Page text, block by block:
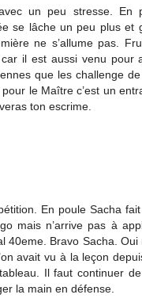
un peu stresse. En
se lâche un peu plus et
ne s’allume pas.
il est aussi venu pour
que les challenge
le Maître c’est un
ton escrime.
En poule Sacha
mais n’arrive pas à
40eme. Bravo Sacha.
avait vu à la leçon
Il faut continuer
la main en défense.